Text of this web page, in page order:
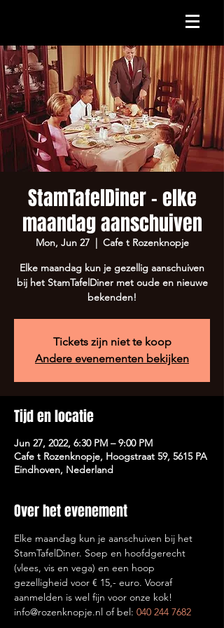
StamTafelDiner - elke
maandag aanschuiven
Mon, Jun 27
  |
Cafe t Rozenknopje
Elke maandag kun je gezellig aanschuiven
bij het StamTafelDiner met oude en nieuwe
bekenden!
Tickets zijn niet te koop
Andere evenementen bekijken
Tijd en locatie
Jun 27, 2022, 6:30 PM – 9:00 PM
Cafe t Rozenknopje, Hoogstraat 59, 5615 PA
Eindhoven, Nederland
Over het evenement
Elke maandag kun je aanschuiven bij het
StamTafelDiner. Soep en hoofdgerecht
(vlees, vis en vega) en een hoop
gezelligheid voor € 15,- euro. Vooraf
aanmelden is wel fijn voor onze kok!
info@rozenknopje.nl of bel: 040 244 7682